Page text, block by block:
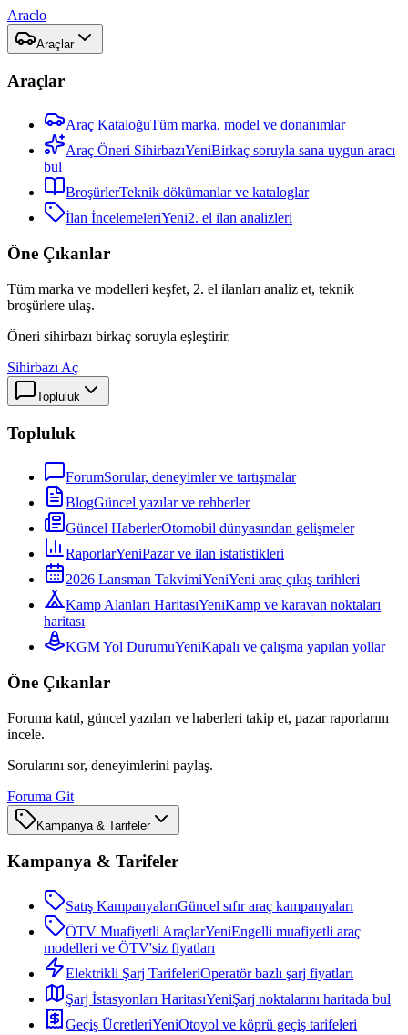
Araclo
Araçlar
Araçlar
Araç KataloğuTüm marka, model ve donanımlar
Araç Öneri SihirbazıYeniBirkaç soruyla sana uygun aracı
bul
BroşürlerTeknik dökümanlar ve kataloglar
İlan İncelemeleriYeni2. el ilan analizleri
Öne Çıkanlar
Tüm marka ve modelleri keşfet, 2. el ilanları analiz et, teknik
broşürlere ulaş.
Öneri sihirbazı birkaç soruyla eşleştirir.
Sihirbazı Aç
Topluluk
Topluluk
ForumSorular, deneyimler ve tartışmalar
BlogGüncel yazılar ve rehberler
Güncel HaberlerOtomobil dünyasından gelişmeler
RaporlarYeniPazar ve ilan istatistikleri
2026 Lansman TakvimiYeniYeni araç çıkış tarihleri
Kamp Alanları HaritasıYeniKamp ve karavan noktaları
haritası
KGM Yol DurumuYeniKapalı ve çalışma yapılan yollar
Öne Çıkanlar
Foruma katıl, güncel yazıları ve haberleri takip et, pazar raporlarını
incele.
Sorularını sor, deneyimlerini paylaş.
Foruma Git
Kampanya & Tarifeler
Kampanya & Tarifeler
Satış KampanyalarıGüncel sıfır araç kampanyaları
ÖTV Muafiyetli AraçlarYeniEngelli muafiyetli araç
modelleri ve ÖTV'siz fiyatları
Elektrikli Şarj TarifeleriOperatör bazlı şarj fiyatları
Şarj İstasyonları HaritasıYeniŞarj noktalarını haritada bul
Geçiş ÜcretleriYeniOtoyol ve köprü geçiş tarifeleri